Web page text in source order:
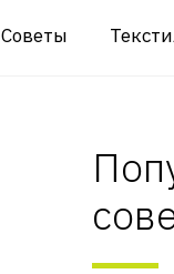
Советы